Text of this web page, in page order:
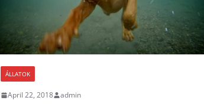
ÁLLATOK
April 22, 2018 admin